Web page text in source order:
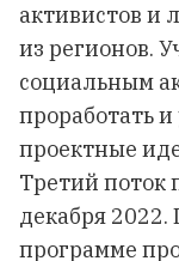
активистов и
из регионов.
социальным
проработать
проектные
Третий поток
декабря 2022.
программе